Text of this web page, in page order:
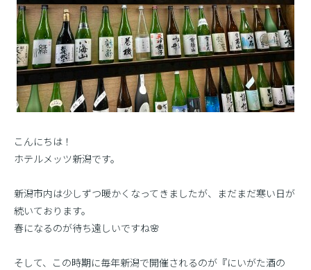
こんにちは！
ホテルメッツ新潟です。
新潟市内は少しずつ暖かくなってきましたが、まだまだ寒い日が
続いております。
春になるのが待ち遠しいですね🌸
そして、この時期に毎年新潟で開催されるのが『にいがた酒の